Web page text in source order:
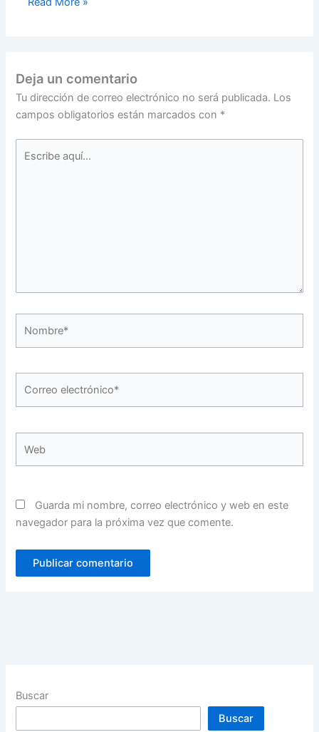
Deja un comentario
Tu dirección de correo electrónico no será publicada. Los
campos obligatorios están marcados con *
aquí...
electrónico*
Guarda mi nombre, correo electrónico y web en este
navegador para la próxima vez que comente.
Buscar
Buscar